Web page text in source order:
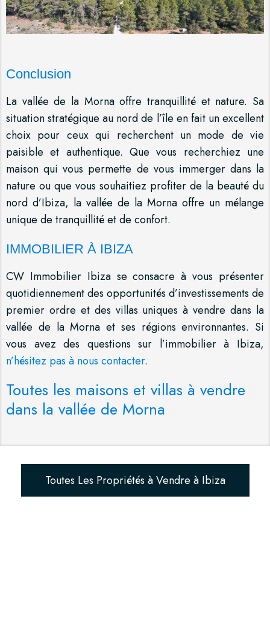
Conclusion
La vallée de la Morna offre tranquillité et nature. Sa
situation stratégique au nord de l’île en fait un excellent
choix pour ceux qui recherchent un mode de vie
paisible et authentique. Que vous recherchiez une
maison qui vous permette de vous immerger dans la
nature ou que vous souhaitiez profiter de la beauté du
nord d’Ibiza, la vallée de la Morna offre un mélange
unique de tranquillité et de confort.
IMMOBILIER À IBIZA
CW Immobilier Ibiza se consacre à vous présenter
quotidiennement des opportunités d’investissements de
premier ordre et des villas uniques à vendre dans la
vallée de la Morna et ses régions environnantes. Si
vous avez des questions sur l’immobilier à Ibiza,
n’hésitez pas à nous contacter.
Toutes les maisons et villas à vendre
dans la vallée de Morna
Toutes Les Propriétés à Vendre à Ibiza